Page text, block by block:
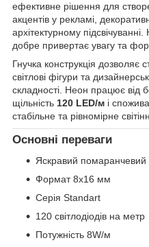
ефективне рішення для
акцентів у рекламі,
архітектурному
добре привертає увагу та
Гнучка конструкція дозволяє
світлові фігури та
складності. Неон працює від
щільність 120 LED/м і
стабільне та рівномірне
Основні переваги
Яскравий помаранчевий
Формат 8x16 мм
Серія Standart
120 світлодіодів на метр
Потужність 8W/м